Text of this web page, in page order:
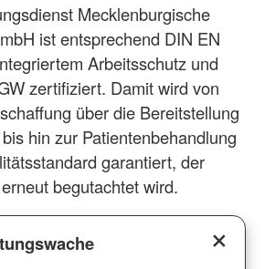
Mecklenburgische
ist entsprechend DIN EN
Arbeitsschutz und
zertifiziert. Damit wird von
über die Bereitstellung
hin zur Patientenbehandlung
garantiert, der
begutachtet wird.